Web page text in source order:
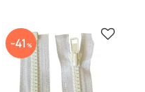
i favoriter
41 % Lägg